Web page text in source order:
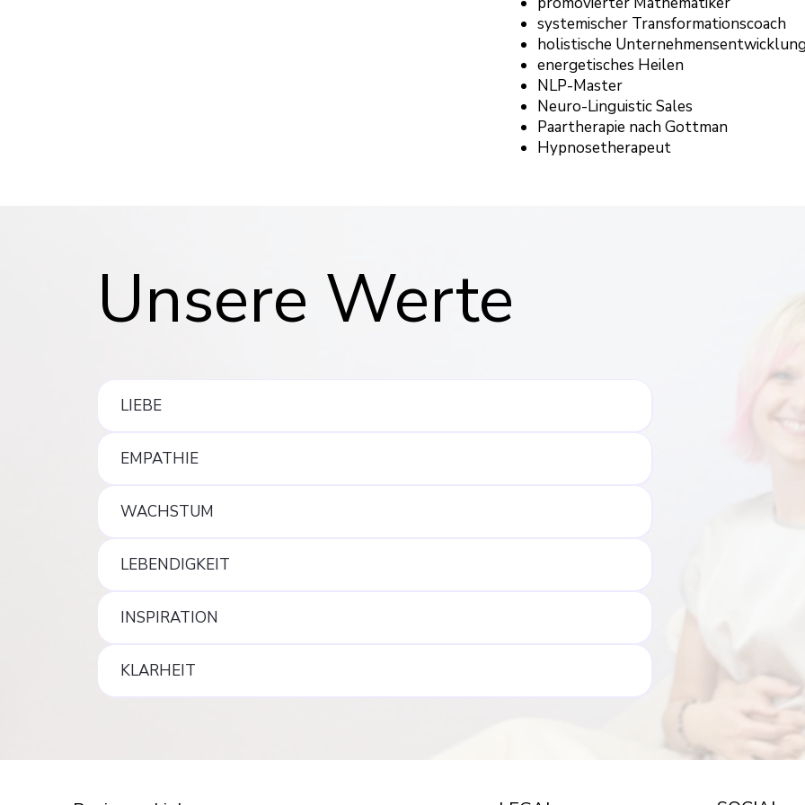
systemischer Transformationscoach
holistische
energetisches Heilen
NLP-Master
Neuro-Linguistic Sales
Paartherapie nach Gottman
Hypnosetherapeut
LIEBE
EMPATHIE
WACHSTUM
LEBENDIGKEIT
INSPIRATION
KLARHEIT
Unsere Werte